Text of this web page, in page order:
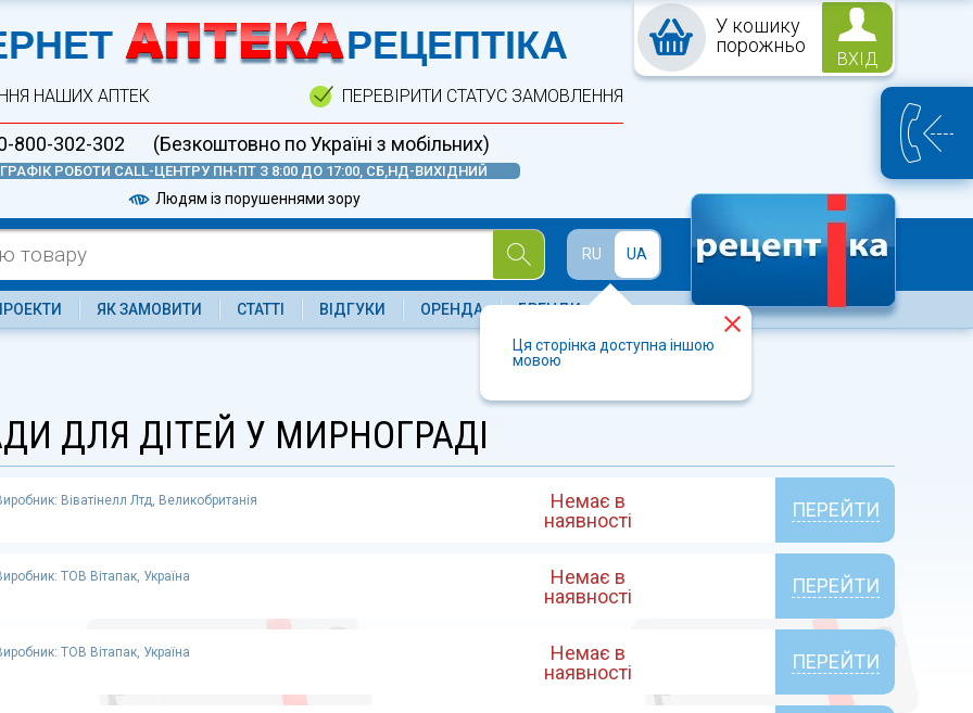
У кошику
порожньо
ВХІД
АПТЕКА
РЕЦЕПТІКА
НАШИХ АПТЕК ПЕРЕВІРИТИ СТАТУС ЗАМОВЛЕННЯ
800-302-302 (Безкоштовно по Україні з мобільних)
ГРАФІК РОБОТИ CALL-ЦЕНТРУ ПН-ПТ З 8:00 ДО 17:00, СБ,НД-ВИХІДНИЙ
Людям із порушеннями зору
RU UA
Ця сторінка доступна іншою
мовою
ЯК ЗАМОВИТИ СТАТТІ ВІДГУКИ ОРЕНДА БРЕНДИ
ДЛЯ ДІТЕЙ У МИРНОГРАДІ
Віватінелл Лтд, Великобританія
Немає в
наявності
ПЕРЕЙТИ
ТОВ Вітапак, Україна
Немає в
наявності
ПЕРЕЙТИ
ТОВ Вітапак, Україна
Немає в
наявності
ПЕРЕЙТИ